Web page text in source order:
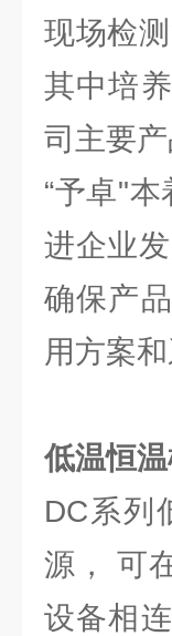
现场检
其中培
司主要产
“予卓"
进企业
确保产
用方案
低温恒
DC系列
源， 可
设备相